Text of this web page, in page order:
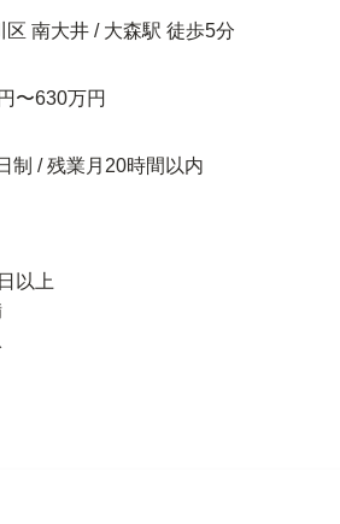
区 南大井 / 大森駅 徒歩5分
〜630万円
制 / 残業月20時間以内
以上